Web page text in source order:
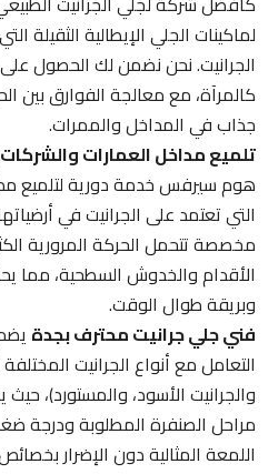
لماكينات الجلي الإيطالية الثقيلة
الجرانيت. نحن نضمن لك الحصول
كالمرآة، مع معالجة الفوارق بين
جذاب في المداخل والممرات.
تلميع مداخل العمارات والشركات
هوم سيرفس خدمة دورية لتلميع
التي تعتمد على الجرانيت في
مخصصة تتحمل الحركة المرورية
الأقدام والخدوش السطحية، مما
وبريقة طوال الوقت.
فني جلي جرانيت محترف بجدةيضم
التعامل مع أنواع الجرانيت المختلفة
والجرانيت الأسود، والمستورد)، حيث
مراحل الصنفرة المطلوبة ودرجة ضغط
اللمعة المثالية دون الإضرار بخصائص